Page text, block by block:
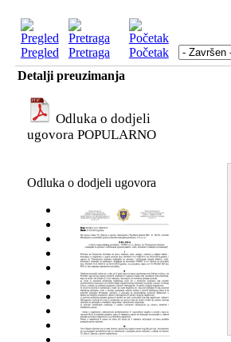
Pregled Pretraga
Početak
Detalji preuzimanja
Odluka o dodjeli
ugovora POPULARNO
Odluka o dodjeli ugovora